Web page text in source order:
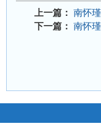
上一篇：
南怀
下一篇：
南怀